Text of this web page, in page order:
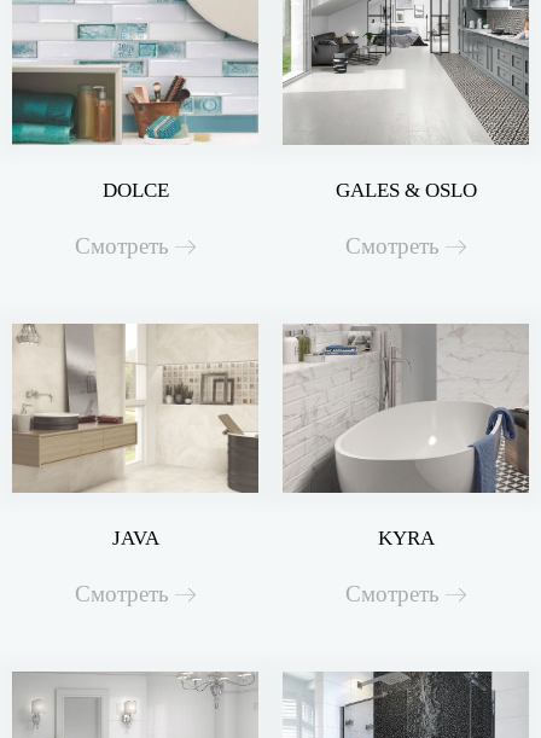
DOLCE
Смотреть
GALES & OSLO
Смотреть
JAVA
Смотреть
KYRA
Смотреть